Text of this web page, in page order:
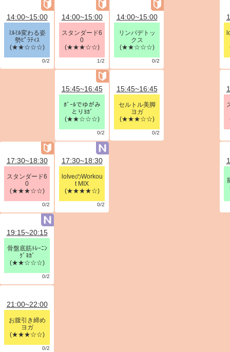
14:00~15:00
ﾐﾙﾐﾙ変わる姿
勢ﾋﾟﾗﾃｨｽ
(★★☆☆☆)
0/2
14:00~15:00
スタンダード6
0
(★★★☆☆)
1/2
14:00~15:00
リンパデトッ
クス
(★★☆☆☆)
0/2
15:45~16:45
ﾎﾞｰﾙでゆがみ
とりﾖｶﾞ
(★★☆☆☆)
0/2
15:45~16:45
セルトル美脚
ヨガ
(★★★☆☆)
0/2
17:30~18:30
スタンダード6
0
(★★★☆☆)
0/2
17:30~18:30
loIveのWorkou
t MIX
(★★★★☆)
0/2
19:15~20:15
骨盤底筋ﾄﾚｰﾆﾝ
ｸﾞﾖｶﾞ
(★★☆☆☆)
0/2
21:00~22:00
お腹引き締め
ヨガ
(★★★☆☆)
0/2